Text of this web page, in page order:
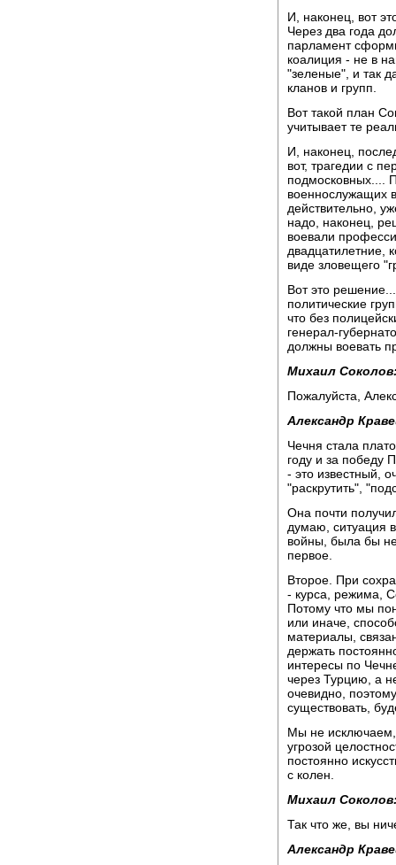
И, наконец, вот
Через два года
парламент
коалиция - не в
"зеленые", и так
кланов и групп.
Вот такой план
учитывает те
И, наконец,
вот, трагедии с
подмосковных....
военнослужащих
действительно,
надо, наконец,
воевали
двадцатилетние,
виде зловещего
Вот это
политические
что без
генерал-
должны воевать
Михаил
Пожалуйста,
Александр
Чечня стала
году и за победу
- это известный,
"раскрутить",
Она почти
думаю, ситуация
войны, была бы
первое.
Второе. При
- курса, режима,
Потому что мы
или иначе,
материалы,
держать
интересы по
через Турцию, а
очевидно,
существовать,
Мы не исключаем,
угрозой
постоянно
с колен.
Михаил
Так что же, вы
Александр